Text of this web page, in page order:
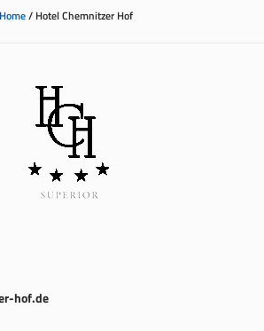
Home/ Hotel Chemnitzer Hof
hof.de